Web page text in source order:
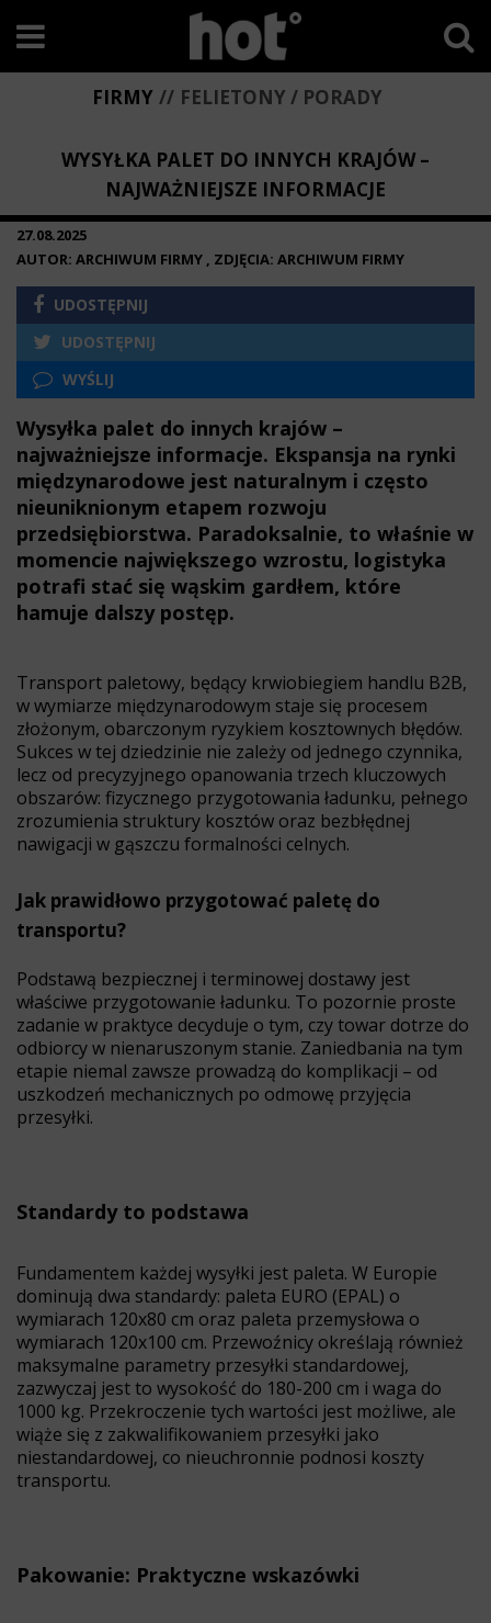
FIRMY FELIETONY / PORADY
WYSYŁKA PALET DO INNYCH KRAJÓW –
NAJWAŻNIEJSZE INFORMACJE
27.08.2025
AUTOR: ARCHIWUM FIRMY , ZDJĘCIA: ARCHIWUM FIRMY
UDOSTĘPNIJ
UDOSTĘPNIJ
WYŚLIJ
Wysyłka palet do innych krajów –
najważniejsze informacje. Ekspansja na rynki
międzynarodowe jest naturalnym i często
nieuniknionym etapem rozwoju
przedsiębiorstwa. Paradoksalnie, to właśnie w
momencie największego wzrostu, logistyka
potrafi stać się wąskim gardłem, które
hamuje dalszy postęp.
Transport paletowy, będący krwiobiegiem handlu B2B,
w wymiarze międzynarodowym staje się procesem
złożonym, obarczonym ryzykiem kosztownych błędów.
Sukces w tej dziedzinie nie zależy od jednego czynnika,
lecz od precyzyjnego opanowania trzech kluczowych
obszarów: fizycznego przygotowania ładunku, pełnego
zrozumienia struktury kosztów oraz bezbłędnej
nawigacji w gąszczu formalności celnych.
Jak prawidłowo przygotować paletę do
transportu?
Podstawą bezpiecznej i terminowej dostawy jest
właściwe przygotowanie ładunku. To pozornie proste
zadanie w praktyce decyduje o tym, czy towar dotrze do
odbiorcy w nienaruszonym stanie. Zaniedbania na tym
etapie niemal zawsze prowadzą do komplikacji – od
uszkodzeń mechanicznych po odmowę przyjęcia
przesyłki.
Standardy to podstawa
Fundamentem każdej wysyłki jest paleta. W Europie
dominują dwa standardy: paleta EURO (EPAL) o
wymiarach 120x80 cm oraz paleta przemysłowa o
wymiarach 120x100 cm. Przewoźnicy określają również
maksymalne parametry przesyłki standardowej,
zazwyczaj jest to wysokość do 180-200 cm i waga do
1000 kg. Przekroczenie tych wartości jest możliwe, ale
wiąże się z zakwalifikowaniem przesyłki jako
niestandardowej, co nieuchronnie podnosi koszty
transportu.
Pakowanie: Praktyczne wskazówki